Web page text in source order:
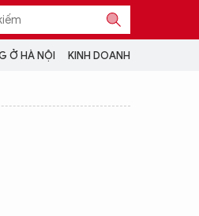
Ở HÀ NỘI KINH DOANH